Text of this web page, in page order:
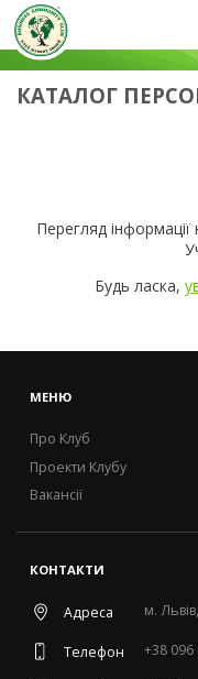
КАТАЛОГ
Перегляд інформації
Будь ласка,
МЕНЮ
Про Клуб
Проекти Клубу
Вакансії
КОНТАКТИ
Адреса м.
Телефон +38 096